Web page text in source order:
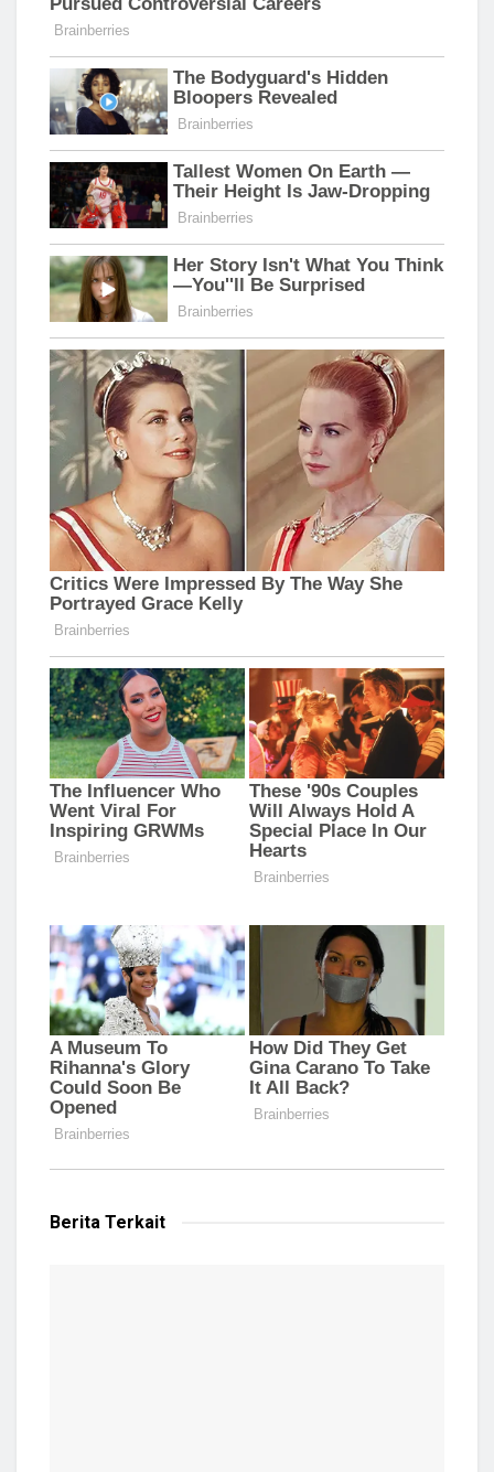
Berita Terkait